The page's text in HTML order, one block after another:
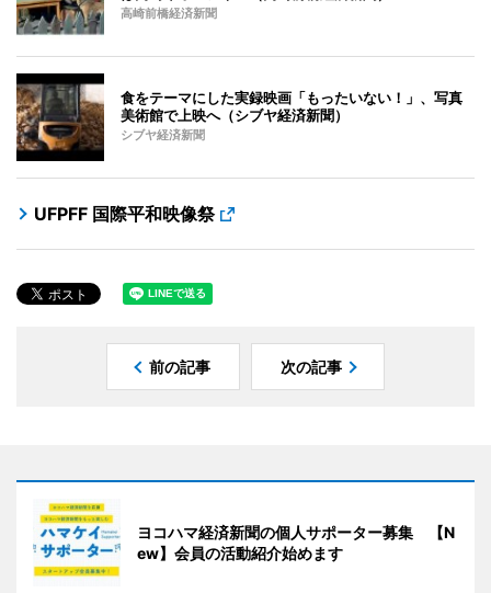
高崎前橋経済新聞
食をテーマにした実録映画「もったいない！」、写真
美術館で上映へ（シブヤ経済新聞）
シブヤ経済新聞
UFPFF 国際平和映像祭
前の記事 次の記事
ヨコハマ経済新聞の個人サポーター募集 【N
ew】会員の活動紹介始めます